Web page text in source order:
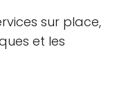
sur place,
et les